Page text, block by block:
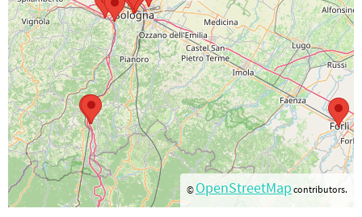
© OpenStreetMap contributors.